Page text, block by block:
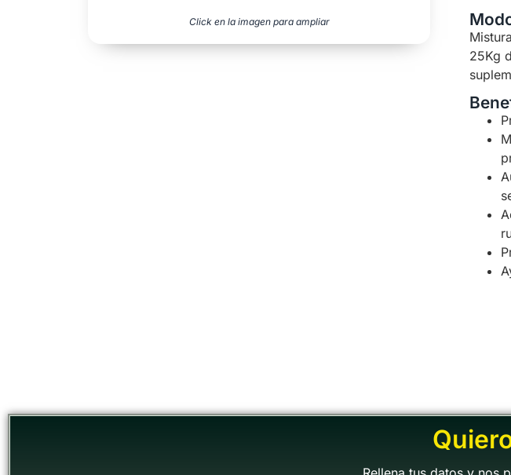
Click en la imagen para ampliar
25Kg